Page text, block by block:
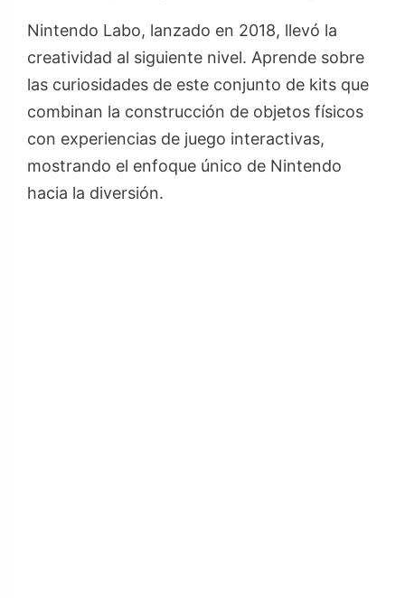
Nintendo Labo, lanzado en 2018, llevó la
creatividad al siguiente nivel. Aprende sobre
las curiosidades de este conjunto de kits que
combinan la construcción de objetos físicos
con experiencias de juego interactivas,
mostrando el enfoque único de Nintendo
hacia la diversión.